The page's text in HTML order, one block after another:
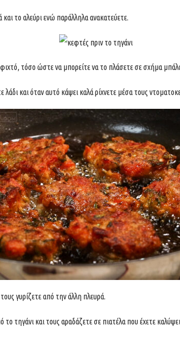
το αλεύρι ενώ παράλληλα ανακατεύετε.
τόσο ώστε να μπορείτε να το πλάσετε σε σχήμα
λάδι και όταν αυτό κάψει καλά ρίχνετε μέσα τους
γυρίζετε από την άλλη πλευρά.
τηγάνι και τους αραδάζετε σε πιατέλα που έχετε